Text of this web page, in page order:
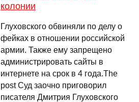
колонии
Глуховского обвиняли по делу о
фейках в отношении российской
армии. Также ему запрещено
администрировать сайты в
интернете на срок в 4 года.The
post Суд заочно приговорил
писателя Дмитрия Глуховского